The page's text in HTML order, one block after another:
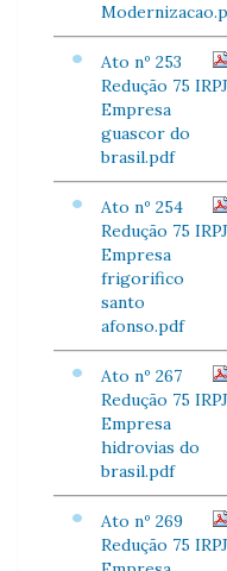
Ato nº 253
Redução 75 IRPJ
Empresa
guascor do
brasil.pdf
Ato nº 254
Redução 75 IRPJ
Empresa
frigorifico
santo
afonso.pdf
Ato nº 267
Redução 75 IRPJ
Empresa
hidrovias do
brasil.pdf
Ato nº 269
Redução 75 IRPJ